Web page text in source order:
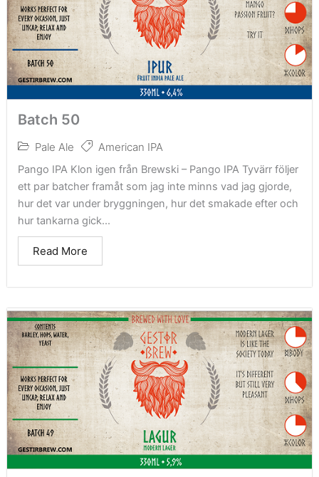
Batch 50
Pale Ale American IPA
Pango IPA Klon igen från Brewski – Pango IPA Tyvärr följer
ett par batcher framåt som jag inte minns vad jag gjorde,
hur det var under bryggningen, hur det smakade efter och
hur tankarna gick...
Read More